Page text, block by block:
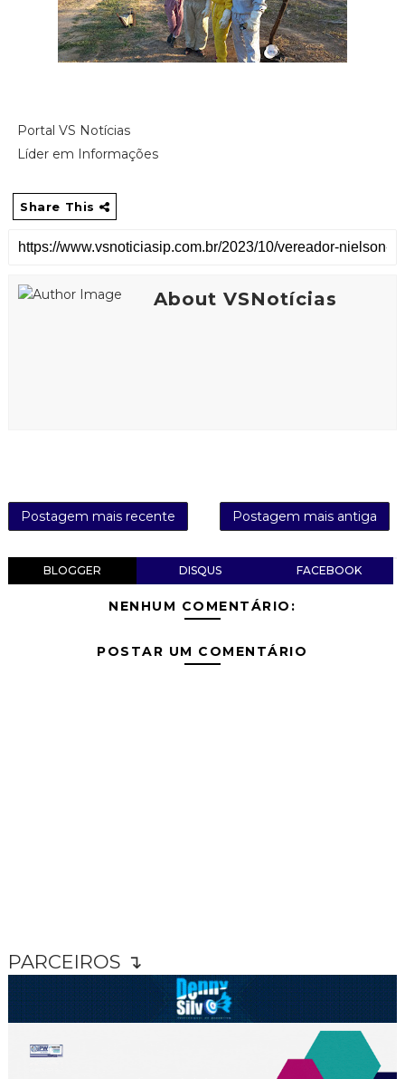
Portal VS Notícias
Líder em Informações
Share This
About VSNotícias
Postagem mais recente Postagem mais antiga
BLOGGER DISQUS FACEBOOK
NENHUM COMENTÁRIO:
POSTAR UM COMENTÁRIO
PARCEIROS ↴